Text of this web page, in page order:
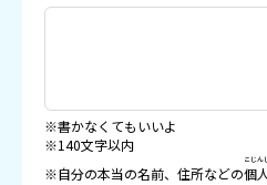
※書かなくてもいいよ
※140文字以内
※自分の本当の名前、住所などの個
こじん